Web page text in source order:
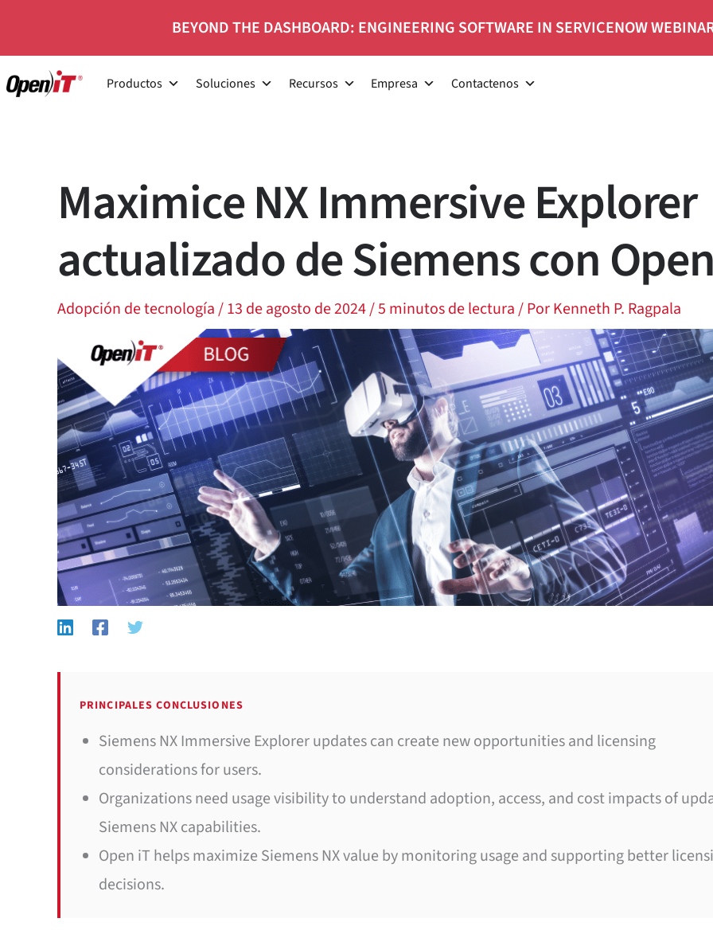
contenido
BEYOND THE DASHBOARD: ENGINEERING SOFTWARE IN SERVICENOW
Productos Soluciones Recursos Empresa Contactenos
Maximice NX Immersive Explorer
actualizado de Siemens con
Adopción de tecnología/13 de agosto de 2024/5 minutos de lectura/ PorKenneth P. Ragpala
PRINCIPALES CONCLUSIONES
Siemens NX Immersive Explorer updates can create new opportunities and licensing
considerations for users.
Organizations need usage visibility to understand adoption, access, and cost impacts of
Siemens NX capabilities.
Open iT helps maximize Siemens NX value by monitoring usage and supporting better
decisions.